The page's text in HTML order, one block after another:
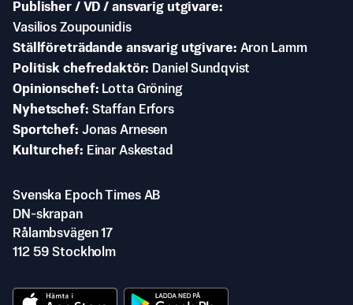
Publisher / VD / ansvarig utgivare
Vasilios Zoupounidis
Ställföreträdande ansvarig utgivare Aron Lamm
Politisk chefredaktör Daniel Sundqvist
Opinionschef Lotta Gröning
Nyhetschef Staffan Erfors
Sportchef Jonas Arnesen
Kulturchef
Einar Askestad
Svenska Epoch Times AB
DN-skrapan
Rålambsvägen 17
112 59 Stockholm